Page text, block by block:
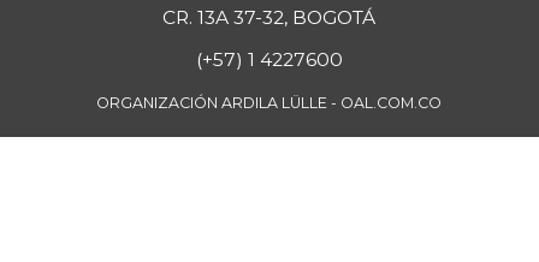
CR. 13A 37-32, BOGOTÁ
(+57) 1 4227600
ORGANIZACIÓN ARDILA LÜLLE - OAL.COM.CO